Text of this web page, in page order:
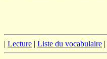
| Lecture | Liste du vocabulaire |